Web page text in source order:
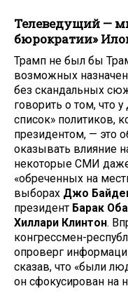
Телеведущий —
бюрократии»
Трамп не был бы
возможных
без скандальных
говорить о том, что
список» политиков,
президентом, — это
оказывать влияние
некоторые СМИ
«обреченных на
выборах Джо
президент Барак
Хиллари Клинтон.
конгрессмен-
опроверг
сказав, что «были
он сфокусирован на